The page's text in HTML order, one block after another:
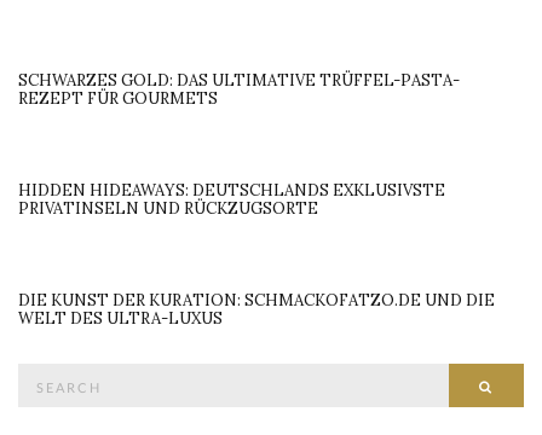
SCHWARZES GOLD: DAS ULTIMATIVE TRÜFFEL-PASTA-
REZEPT FÜR GOURMETS
HIDDEN HIDEAWAYS: DEUTSCHLANDS EXKLUSIVSTE
PRIVATINSELN UND RÜCKZUGSORTE
DIE KUNST DER KURATION: SCHMACKOFATZO.DE UND DIE
WELT DES ULTRA-LUXUS